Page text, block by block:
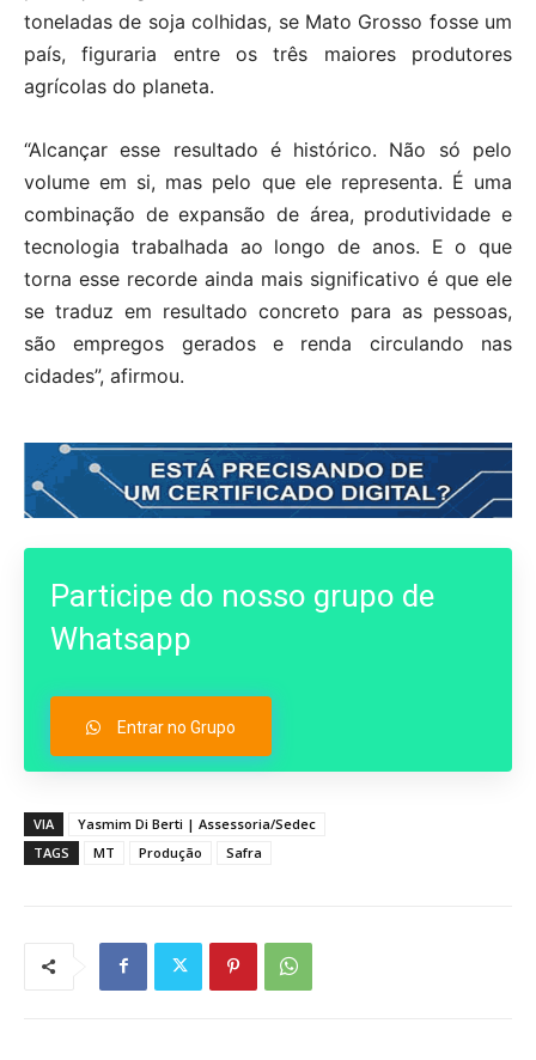
toneladas de soja colhidas, se Mato Grosso fosse um
país, figuraria entre os três maiores produtores
agrícolas do planeta.
“Alcançar esse resultado é histórico. Não só pelo
volume em si, mas pelo que ele representa. É uma
combinação de expansão de área, produtividade e
tecnologia trabalhada ao longo de anos. E o que
torna esse recorde ainda mais significativo é que ele
se traduz em resultado concreto para as pessoas,
são empregos gerados e renda circulando nas
cidades”, afirmou.
Participe do nosso grupo de
Whatsapp
Entrar no Grupo
VIA
Yasmim Di Berti | Assessoria/Sedec
TAGS
MT Produção Safra